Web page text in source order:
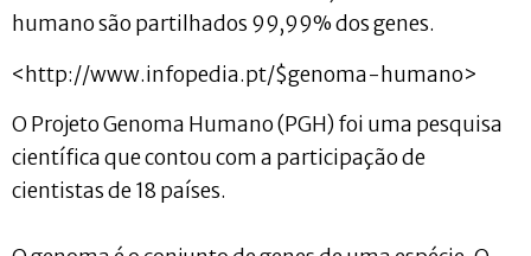
humano são partilhados 99,99% dos genes.
<http://www.infopedia.pt/$genoma-humano>
O Projeto Genoma Humano (PGH) foi uma pesquisa
científica que contou com a participação de
cientistas de 18 países.